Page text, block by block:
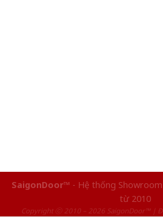
SaigonDoor™ - Hệ thống
từ 2010
Copyright ⓒ 2010 – 2026 SaigonDoor™ |